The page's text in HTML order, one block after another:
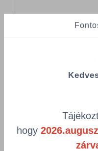
Összes termék (a
Termékek oldalanként
hogy